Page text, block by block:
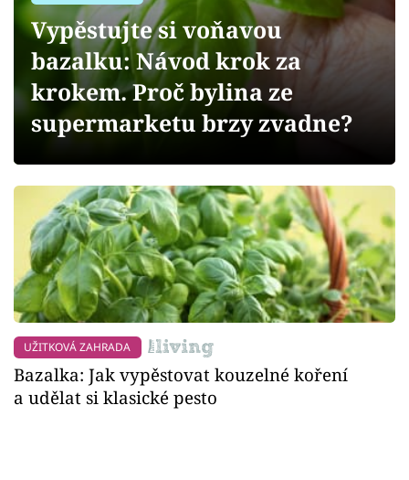
Přihlášení
Sledujte nás
Vypěstujte si voňavou
bazalku: Návod krok za
krokem. Proč bylina ze
supermarketu brzy zvadne?
UŽITKOVÁ ZAHRADA
Bazalka: Jak vypěstovat kouzelné koření
a udělat si klasické pesto